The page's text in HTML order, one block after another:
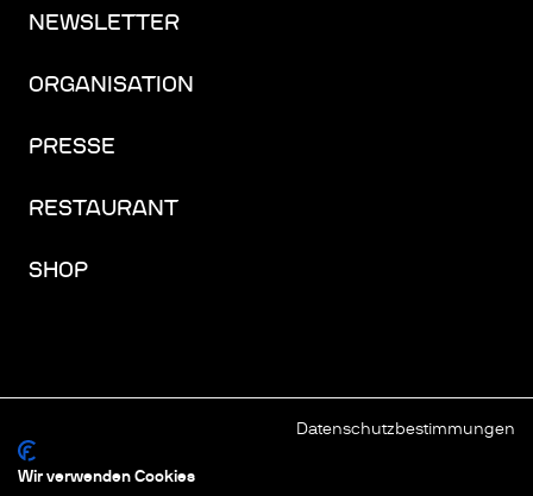
Datenschutzbestimmungen
Wir verwenden Cookies
NEWSLETTER
ORGANISATION
PRESSE
RESTAURANT
SHOP
LINKEDINTHREADS